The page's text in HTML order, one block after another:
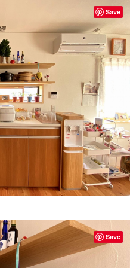
Save
Save